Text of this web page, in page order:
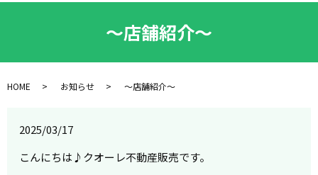
～店舗紹介～
HOME お知らせ ～店舗紹介～
2025/03/17
こんにちは♪クオーレ不動産販売です。